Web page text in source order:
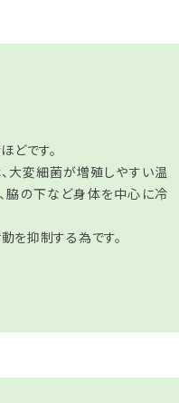
どです。
大変細菌が増殖しやすい温
脇の下など身体を中心に冷
を抑制する為です。